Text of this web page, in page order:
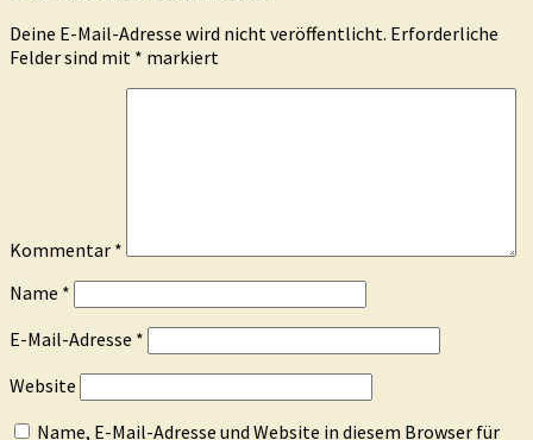
Deine E-Mail-Adresse wird nicht veröffentlicht. Erforderliche
Felder sind mit * markiert
Kommentar *
Name *
E-Mail-Adresse *
Website
Name, E-Mail-Adresse und Website in diesem Browser für